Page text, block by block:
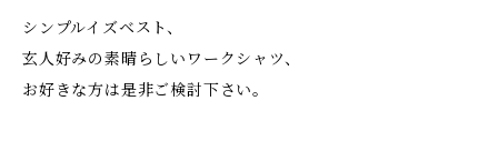
シンプルイズベスト、
玄人好みの素晴らしいワークシャツ、
お好きな方は是非ご検討下さい。